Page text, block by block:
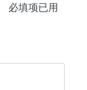
必填项已用